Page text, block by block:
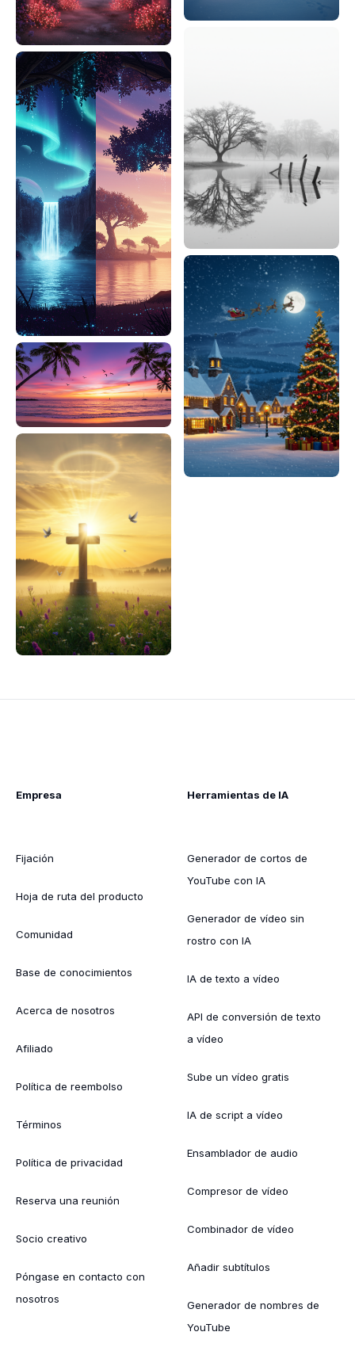
Empresa
Fijación
Hoja de ruta del producto
Comunidad
Base de conocimientos
Acerca de nosotros
Afiliado
Política de reembolso
Términos
Política de privacidad
Reserva una reunión
Socio creativo
Póngase en contacto con
nosotros
Herramientas de IA
Generador de cortos de
YouTube con IA
Generador de vídeo sin
rostro con IA
IA de texto a vídeo
API de conversión de texto
a vídeo
Sube un vídeo gratis
IA de script a vídeo
Ensamblador de audio
Compresor de vídeo
Combinador de vídeo
Añadir subtítulos
Generador de nombres de
YouTube